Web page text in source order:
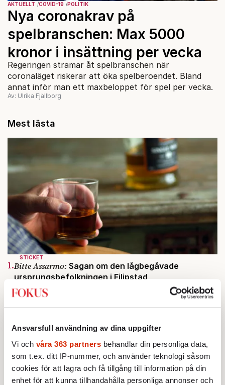
Ansvarsfull användning av dina uppgifter
Vi och våra 363 partners behandlar din personliga data,
som t.ex. ditt IP-nummer, och använder teknologi såsom
cookies för att lagra och få tillgång till information på din
enhet för att kunna tillhandahålla personliga annonser och
AKTUELLT COVID-19 POLITIK
Nya coronakrav på
spelbranschen: Max 5000
kronor i insättning per vecka
Regeringen stramar åt spelbranschen när
coronaläget riskerar att öka spelberoendet. Bland
annat inför man ett maxbeloppet för spel per vecka.
Av: Ulrika Fjällborg
Mest lästa
STICKET
1.Bitte Assarmo: Sagan om den lågbegåvade
ursprungsbefolkningen i Filipstad
2.Sakine Madon:
Efter islamistdådet oroar sig
vänstern för Agnes Wold
Dan Korn:Quisling, quislingar och sten i glashus
UTRIKES
4. Därför liknar Putin både tsaren och Stalin
Av: Bengt Jangfeldt
KRÖNIKA
5.Frans Wachtmeister:Ja, AC är ett hot mot den
franska civilisationen